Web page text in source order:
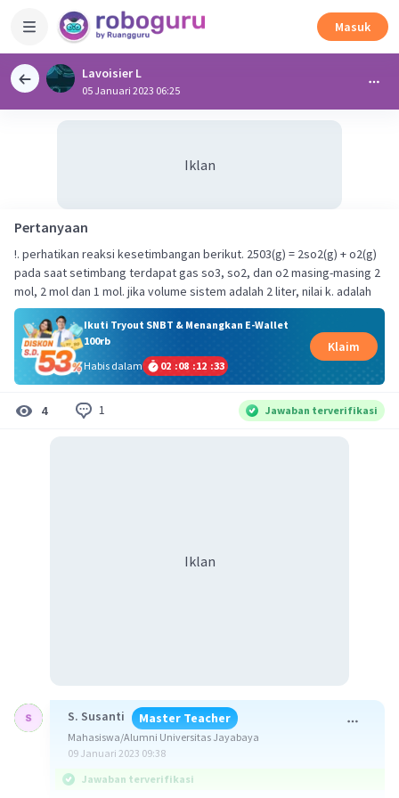
Masuk
Lavoisier L
05 Januari 2023 06:25
Iklan
Pertanyaan
!. perhatikan reaksi kesetimbangan berikut. 2503(g) = 2so2(g) + o2(g)
pada saat setimbang terdapat gas so3, so2, dan o2 masing-masing 2
mol, 2 mol dan 1 mol. jika volume sistem adalah 2 liter, nilai k. adalah
Ikuti Tryout SNBT & Menangkan E-Wallet
100rb
Habis dalam
02 :08 :12 :32
Klaim
4 1 Jawaban terverifikasi
Iklan
S. Susanti Master Teacher
Mahasiswa/Alumni Universitas Jayabaya
09 Januari 2023 09:38
Jawaban terverifikasi